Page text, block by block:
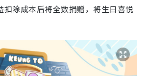
扣除成本后将全数捐赠，将生日喜悦